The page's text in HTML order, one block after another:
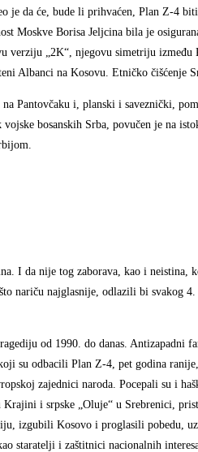
je da će, bude li prihvaćen, Plan Z-4
Moskve Borisa Jeljcina bila je
verziju „2K“, njegovu simetriju
Albanci na Kosovu. Etničko čišćenje
Pantovčaku i, planski i saveznički,
bosanskih Srba, povučen je na
I da nije tog zaborava, kao i neistina,
nariču najglasnije, odlazili bi
od 1990. do danas. Antizapadni
su odbacili Plan Z-4, pet godina
zajednici naroda. Pocepali su i
Krajini i srpske „Oluje“ u Srebrenici,
izgubili Kosovo i proglasili pobedu,
staratelji i zaštitnici nacionalnih